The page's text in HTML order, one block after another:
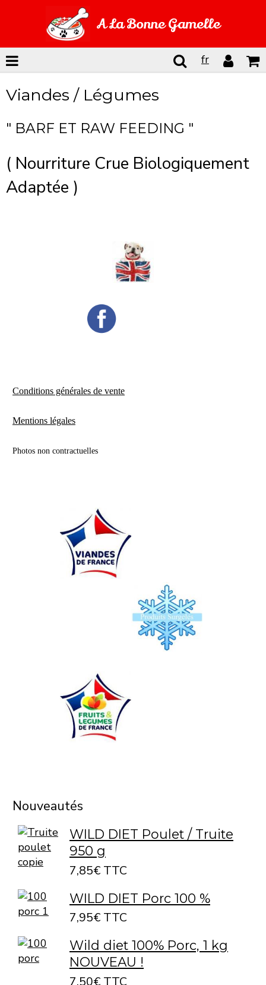
A La Bonne Gamelle
fr
Viandes / Légumes
" BARF ET RAW FEEDING "
( Nourriture Crue Biologiquement
Adaptée )
Conditions générales de vente
Mentions légales
Photos non contractuelles
Nouveautés
WILD DIET Poulet / Truite
950 g
7,85€ TTC
WILD DIET Porc 100 %
7,95€ TTC
Wild diet 100% Porc, 1 kg
NOUVEAU !
7,50€ TTC